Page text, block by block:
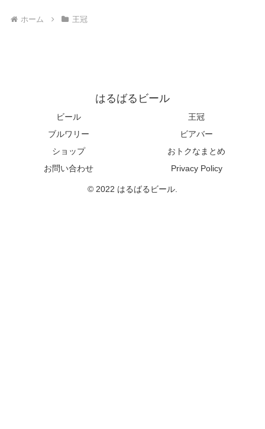
ホーム 王冠
はるばるビール
ビール
王冠
ブルワリー
ビアバー
ショップ
おトクなまとめ
お問い合わせ
Privacy Policy
© 2022 はるばるビール.